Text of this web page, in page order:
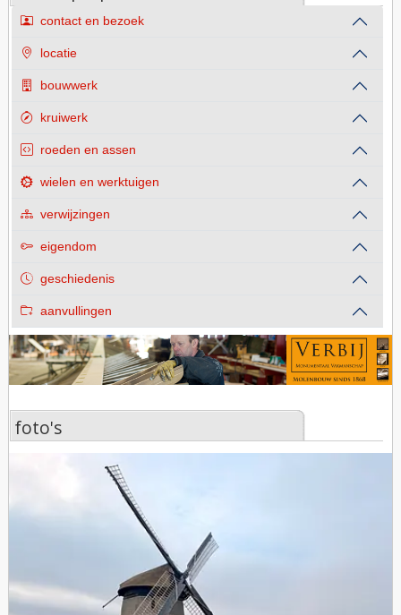
contact en bezoek
locatie
bouwwerk
kruiwerk
roeden en assen
wielen en werktuigen
verwijzingen
eigendom
geschiedenis
aanvullingen
foto's